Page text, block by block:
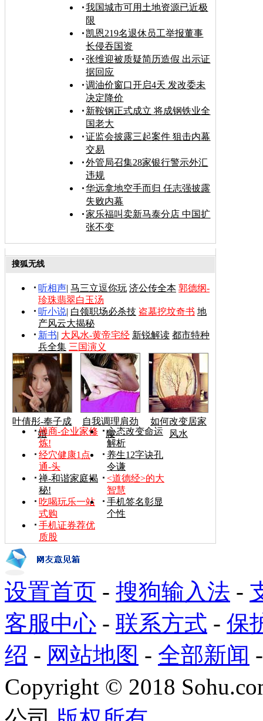
我国城市可用土地资源已近极
限
凯恩219名退休员工举报董事
长侵吞国资
张维迎被质疑简历造假 出示证
据回应
调油价窗口开启4天 发改委未
决定降价
新鞍钢正式成立 将成钢铁业全
国老大
证监会披露三起案件 狙击内幕
交易
外管局召集28家银行警示外汇
违规
华远拿地空手而归 任志强披露
失败内幕
家乐福叫卖新马泰分店 中国扩
张不变
搜狐无线
听相声| 马三立逗你玩 济公传全本 郭德纲-
珍珠翡翠白玉汤
听小说| 白领职场必杀技 盗墓挖坟奇书 地
产风云大揭秘
新书| 大风水-黄帝宅经 新锐解读 都市特种
兵全集 三国演义
叶倩彤-奉子成
婚
自我调理肩劲
腰
如何改变居家
风水
禅商-企业家修
炼!
心态改变命运
解析
经穴健康1点
通-头
养生12字诀孔
令谦
禅-和谐家庭揭
秘!
<道德经>的大
智慧
吃喝玩乐一站
式购
手机签名彰显
个性
手机证券荐优
质股
设置首页 - 搜狗输入法 -
客服中心 - 联系方式 - 保
绍 - 网站地图 - 全部新闻
Copyright © 2018